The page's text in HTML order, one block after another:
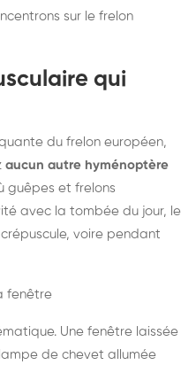
sur le frelon
qui
du frelon européen,
aucun autre hyménoptère
guêpes et frelons
avec la tombée du jour, le
voire pendant
fenêtre
Une fenêtre laissée
de chevet allumée